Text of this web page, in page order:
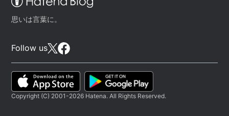
思いは言葉に。
Follow us
Copyright (C) 2001-2026 Hatena. All Rights Reserved.